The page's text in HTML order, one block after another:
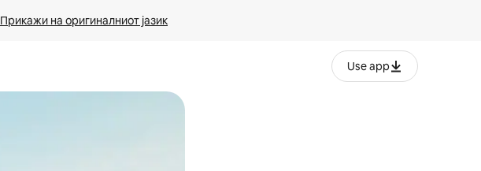
Прикажи на оригиналниот јазик
Use app